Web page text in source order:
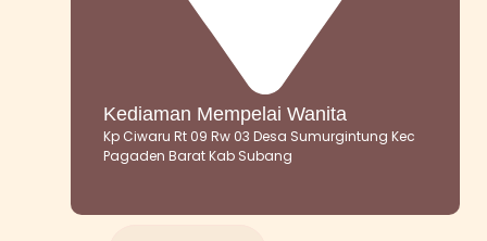
Kediaman Mempelai Wanita
Kp Ciwaru Rt 09 Rw 03 Desa Sumurgintung Kec
Pagaden Barat Kab Subang